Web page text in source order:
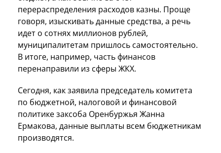
перераспределения расходов казны. Проще
говоря, изыскивать данные средства, а речь
идет о сотнях миллионов рублей,
муниципалитетам пришлось самостоятельно.
В итоге, например, часть финансов
перенаправили из сферы ЖКХ.
Сегодня, как заявила председатель комитета
по бюджетной, налоговой и финансовой
политике заксоба Оренбуржья Жанна
Ермакова, данные выплаты всем бюджетникам
производятся.